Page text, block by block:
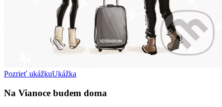
Pozrieť ukážkuUkážka
Na Vianoce budem doma